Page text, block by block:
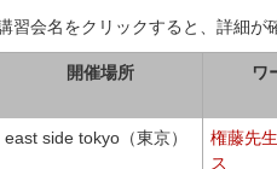
習会名をクリックすると、詳細が
開催場所 ワ
east side tokyo（東京）
権藤先
ス